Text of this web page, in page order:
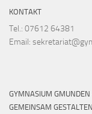
KONTAKT
Tel.: 07612 64381
Email:
GYMNASIUM
GEMEINSAM GESTALTEN